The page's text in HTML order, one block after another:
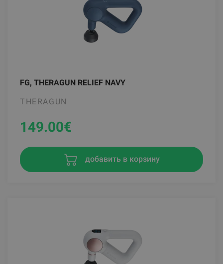
FG, THERAGUN RELIEF NAVY
THERAGUN
149.00€
добавить в корзину